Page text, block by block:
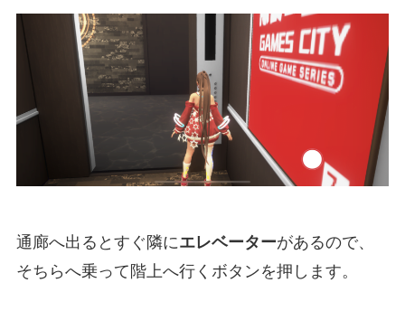
通廊へ出るとすぐ隣にエレベーターがあるので、
そちらへ乗って階上へ行くボタンを押します。